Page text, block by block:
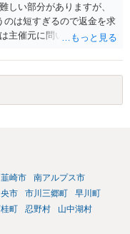
しい部分がありますが、
のは短すぎるので返金を求
主催元に問い合わせてみ
ご自身でチケットサイト
ことが考えられるかと存
韮崎市
南アルプス市
市 市川三郷町
早川町
町 忍野村
山中湖村